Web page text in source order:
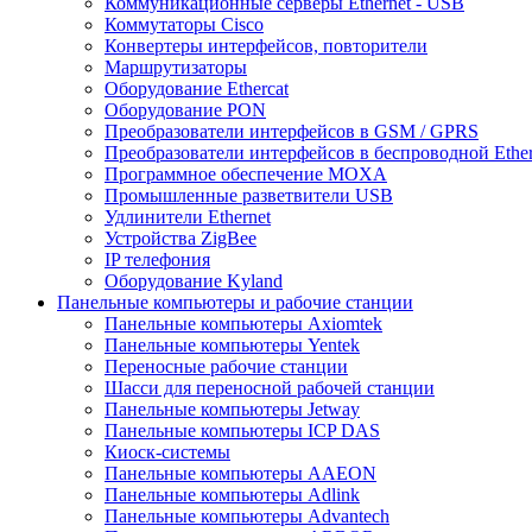
Коммутаторы Cisco
Конвертеры интерфейсов, повторители
Маршрутизаторы
Оборудование Ethercat
Оборудование PON
Преобразователи интерфейсов в GSM / GPRS
Преобразователи интерфейсов в беспроводной
Программное обеспечение MOXA
Промышленные разветвители USB
Удлинители Ethernet
Устройства ZigBee
IP телефония
Оборудование Kyland
Панельные компьютеры и рабочие станции
Панельные компьютеры Axiomtek
Панельные компьютеры Yentek
Переносные рабочие станции
Шасси для переносной рабочей станции
Панельные компьютеры Jetway
Панельные компьютеры ICP DAS
Киоск-системы
Панельные компьютеры AAEON
Панельные компьютеры Adlink
Панельные компьютеры Advantech